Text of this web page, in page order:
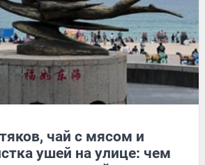
чай с мясом и
ушей на улице: чем